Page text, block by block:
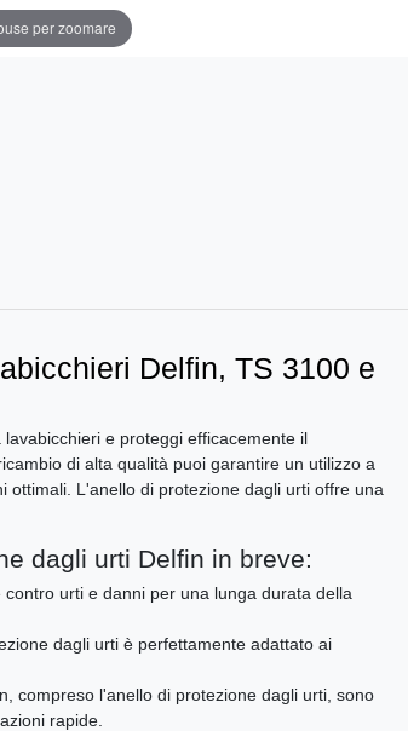
per zoomare
Delfin, TS 3100 e
e proteggi efficacemente il
di alta qualità puoi garantire un utilizzo a
ottimali. L'anello di protezione dagli urti offre una
dagli urti Delfin in breve:
contro urti e danni per una lunga durata della
dagli urti è perfettamente adattato ai
compreso l'anello di protezione dagli urti, sono
rapide.